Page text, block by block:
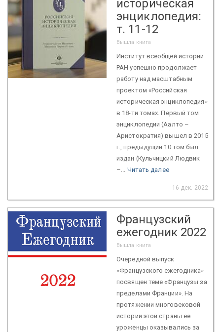
историческая
энциклопедия:
т. 11-12
Вышла книга
Институт всеобщей истории
РАН успешно продолжает
работу над масштабным
проектом «Российская
историческая энциклопедия»
в 18-ти томах. Первый том
энциклопедии (Аалто –
Аристократия) вышел в 2015
г., предыдущий 10 том был
издан (Кульчицкий Людвик
–... Читать далее
16 дек. 2022
Французский
ежегодник 2022
Вышла книга
Очередной выпуск
«Французского ежегодника»
посвящен теме «Французы за
пределами Франции». На
протяжении многовековой
истории этой страны ее
уроженцы оказывались за